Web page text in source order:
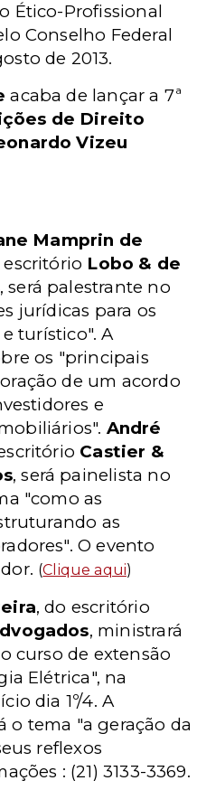
Ético-Profissional
Conselho Federal
de 2013.
acaba de lançar a 7ª
de Direito
Vizeu
Mamprin de
escritório Lobo & de
, será palestrante no
jurídicas para os
turístico". A
os "principais
de um acordo
e
André
Castier &
, será painelista no
"como as
as
O evento
(Clique aqui)
, do escritório
, ministrará
curso de extensão
Elétrica", na
dia 1º/4. A
o tema "a geração da
reflexos
: (21) 3133-3369.